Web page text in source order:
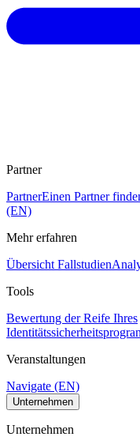
Partner
PartnerEinen Partner
(EN)
Mehr erfahren
Übersicht Fallstudien
Tools
Bewertung der Reife Ihres
Veranstaltungen
Navigate (EN)
Unternehmen
Unternehmen